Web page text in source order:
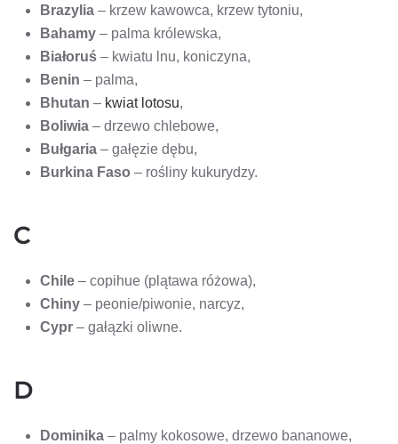
Brazylia – krzew kawowca, krzew tytoniu,
Bahamy – palma królewska,
Białoruś – kwiatu lnu, koniczyna,
Benin – palma,
Bhutan – kwiat lotosu,
Boliwia – drzewo chlebowe,
Bułgaria – gałęzie dębu,
Burkina Faso – rośliny kukurydzy.
C
Chile – copihue (plątawa różowa),
Chiny – peonie/piwonie, narcyz,
Cypr – gałązki oliwne.
D
Dominika – palmy kokosowe, drzewo bananowe,